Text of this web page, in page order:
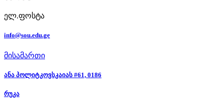
ელ.ფოსტა
info@sou.edu.ge
მისამართი
ანა პოლიტკოვსკაიას #61, 0186
რუკა